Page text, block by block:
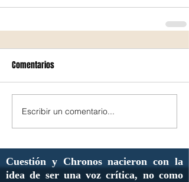
Comentarios
Escribir un comentario...
Cuestión y Chronos nacieron con la
idea de ser una voz crítica, no como